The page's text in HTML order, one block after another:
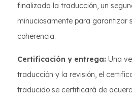
finalizada la traducción, un
minuciosamente para garantizar
coherencia.
Certificación y entrega: Una
traducción y la revisión, el
traducido se certificará de